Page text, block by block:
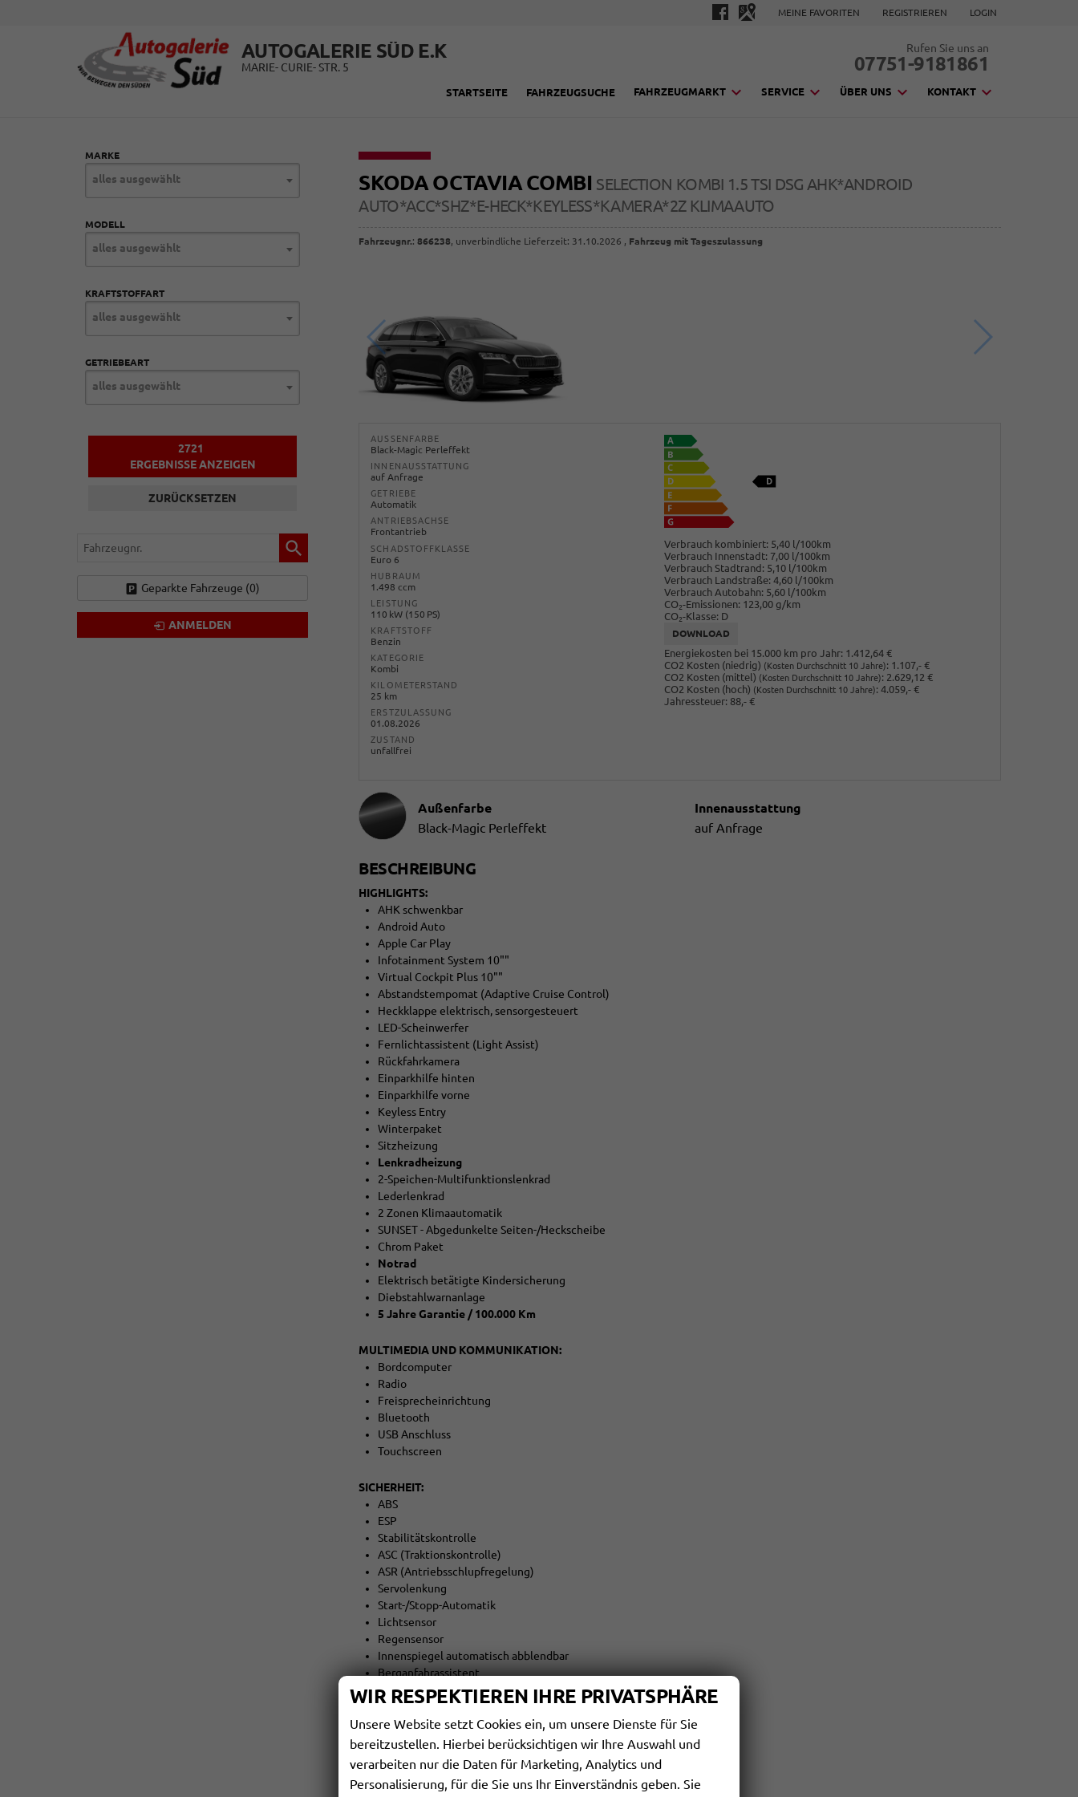
MEINE FAVORITEN REGISTRIEREN LOGIN
AUTOGALERIE SÜD E.K
MARIE- CURIE- STR. 5
Rufen Sie uns an
07751-9181861
STARTSEITE FAHRZEUGSUCHE FAHRZEUGMARKT SERVICE ÜBER UNS KONTAKT
SKODA OCTAVIA COMBI SELECTION KOMBI 1.5 TSI DSG AHK*ANDROID
AUTO*ACC*SHZ*E-HECK*KEYLESS*KAMERA*2Z KLIMAAUTO
Fahrzeugnr.:866238, unverbindliche Lieferzeit: 31.10.2026 , Fahrzeug mit Tageszulassung
AUSSENFARBE
Black-Magic Perleffekt
INNENAUSSTATTUNG
auf Anfrage
GETRIEBE
Automatik
ANTRIEBSACHSE
Frontantrieb
SCHADSTOFFKLASSE
Euro 6
HUBRAUM
1.498 ccm
LEISTUNG
110 kW (150 PS)
KRAFTSTOFF
Benzin
KATEGORIE
Kombi
KILOMETERSTAND
25 km
ERSTZULASSUNG
01.08.2026
ZUSTAND
unfallfrei
Verbrauch kombiniert: 5,40 l/100km
Verbrauch Innenstadt: 7,00 l/100km
Verbrauch Stadtrand: 5,10 l/100km
Verbrauch Landstraße: 4,60 l/100km
Verbrauch Autobahn: 5,60 l/100km
CO2-Emissionen: 123,00 g/km
CO2-Klasse: D
DOWNLOAD
Energiekosten bei 15.000 km pro Jahr: 1.412,64 €
CO2 Kosten (niedrig) (Kosten Durchschnitt 10 Jahre): 1.107,- €
CO2 Kosten (mittel) (Kosten Durchschnitt 10 Jahre): 2.629,12 €
CO2 Kosten (hoch) (Kosten Durchschnitt 10 Jahre): 4.059,- €
Jahressteuer: 88,- €
Außenfarbe
Black-Magic Perleffekt
Innenausstattung
auf Anfrage
BESCHREIBUNG
HIGHLIGHTS:
AHK schwenkbar
Android Auto
Apple Car Play
Infotainment System 10""
Virtual Cockpit Plus 10""
Abstandstempomat (Adaptive Cruise Control)
Heckklappe elektrisch, sensorgesteuert
LED-Scheinwerfer
Fernlichtassistent (Light Assist)
Rückfahrkamera
Einparkhilfe hinten
Einparkhilfe vorne
Keyless Entry
Winterpaket
Sitzheizung
Lenkradheizung
2-Speichen-Multifunktionslenkrad
Lederlenkrad
2 Zonen Klimaautomatik
SUNSET - Abgedunkelte Seiten-/Heckscheibe
Chrom Paket
Notrad
Elektrisch betätigte Kindersicherung
Diebstahlwarnanlage
5 Jahre Garantie / 100.000 Km
MULTIMEDIA UND KOMMUNIKATION:
Bordcomputer
Radio
Freisprecheinrichtung
Bluetooth
USB Anschluss
Touchscreen
SICHERHEIT:
ABS
ESP
Stabilitätskontrolle
ASC (Traktionskontrolle)
ASR (Antriebsschlupfregelung)
Servolenkung
Start-/Stopp-Automatik
Lichtsensor
Regensensor
Innenspiegel automatisch abblendbar
Berganfahrassistent
Abstandswarner
Notbremsassistent (F.A.)
Spurhalteassistent
Totwinkel-Assistent
Spurwechselassistent
Müdigkeitswarner
MARKE
alles ausgewählt
MODELL
alles ausgewählt
KRAFTSTOFFART
alles ausgewählt
GETRIEBEART
alles ausgewählt
2721
ERGEBNISSE ANZEIGEN
ZURÜCKSETZEN
Fahrzeugnr.
Geparkte Fahrzeuge (0)
ANMELDEN
WIR RESPEKTIEREN IHRE PRIVATSPHÄRE
Unsere Website setzt Cookies ein, um unsere Dienste für Sie
bereitzustellen. Hierbei berücksichtigen wir Ihre Auswahl und
verarbeiten nur die Daten für Marketing, Analytics und
Personalisierung, für die Sie uns Ihr Einverständnis geben. Sie